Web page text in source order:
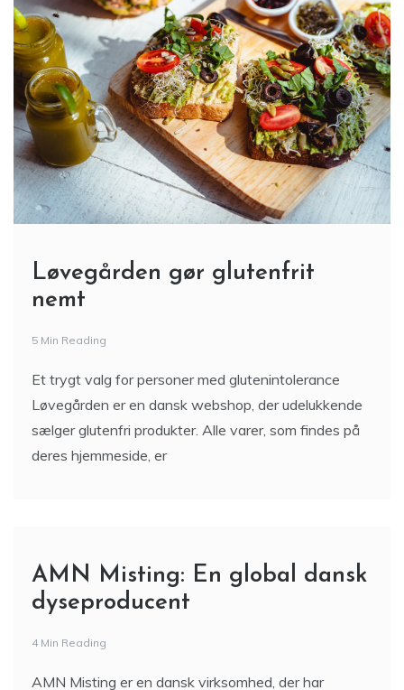
Løvegården gør glutenfrit
nemt
5 Min Reading
Et trygt valg for personer med glutenintolerance
Løvegården er en dansk webshop, der udelukkende
sælger glutenfri produkter. Alle varer, som findes på
deres hjemmeside, er
AMN Misting: En global dansk
dyseproducent
4 Min Reading
AMN Misting er en dansk virksomhed, der har